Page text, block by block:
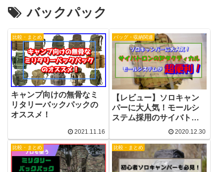
バックパック
比較・まとめ
キャンプ向けの無骨なミ
リタリーバックパックの
オススメ！
2021.11.16
バッグ・収納関連
【レビュー】ソロキャン
パーに大人気！モールシ
ステム採用のサイバトロ
ンの3Pタクティカルが超
便利！
2020.12.30
比較・まとめ 比較・まとめ